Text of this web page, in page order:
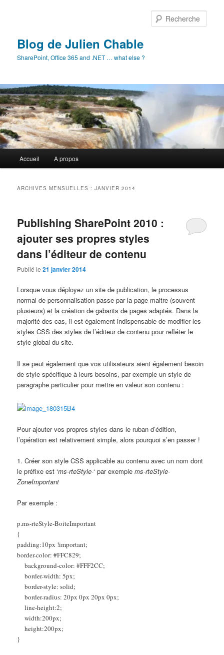
Blog de Julien Chable
SharePoint, Office 365 and .NET … what else ?
principal
Accueil A propos
ARCHIVES MENSUELLES :JANVIER 2014
Publishing SharePoint 2010 :
ajouter ses propres styles
dans l’éditeur de contenu
Publié le21 janvier 2014
Lorsque vous déployez un site de publication, le processus
normal de personnalisation passe par la page maitre (souvent
plusieurs) et la création de gabarits de pages adaptés. Dans la
majorité des cas, il est également indispensable de modifier les
styles CSS des styles de l’éditeur de contenu pour refléter le
style global du site.
Il se peut également que vos utilisateurs aient également besoin
de style spécifique à leurs besoins, par exemple un style de
paragraphe particulier pour mettre en valeur son contenu :
Pour ajouter vos propres styles dans le ruban d’édition,
l’opération est relativement simple, alors pourquoi s’en passer !
1. Créer son style CSS applicable au contenu avec un nom dont
le préfixe est ‘ms-rteStyle-‘ par exemplems-rteStyle-
ZoneImportant
Par exemple :
p.ms-rteStyle-BoiteImportant
{
padding:10px !important;
border-color: #FFC829;
background-color: #FFF2CC;
border-width: 5px;
border-style: solid;
border-radius: 20px 0px 20px 0px;
line-height:2;
width:200px;
height:200px;
}